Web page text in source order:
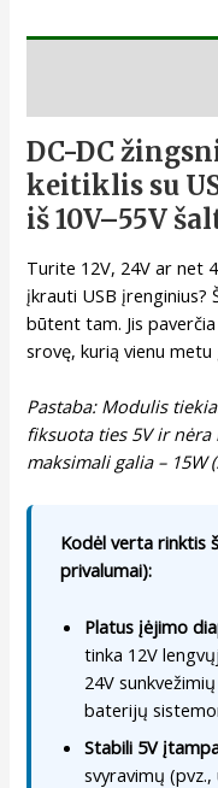
DC-DC
keitiklis su
iš 10V–55V
Turite 12V, 24V ar net
įkrauti USB įrenginius?
būtent tam. Jis
srovę, kurią vienu
Pastaba: Modulis
fiksuota ties 5V ir
maksimali galia – 15W
Kodėl verta rinktis
privalumai):
Platus įėjimo
tinka 12V
24V
baterijų
Stabili 5V
svyravimų